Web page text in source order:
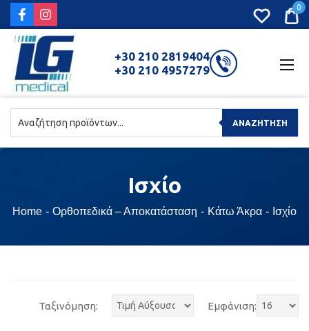
0
+30 210 2819404
+30 210 4957279
ΑΝΑΖΉΤΗΣΗ
Ισχίο
Home Ορθοπεδικά – Αποκατάσταση Κάτω Άκρα Ισχίο
Ταξινόμηση: Εμφάνιση: